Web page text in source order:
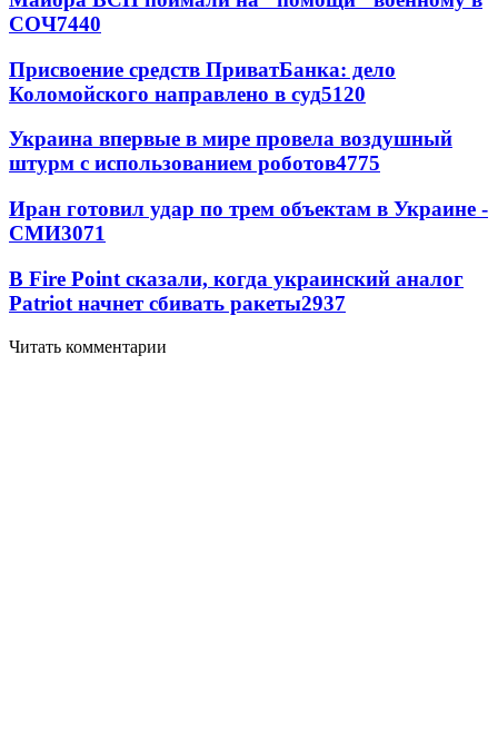
СОЧ7440
Присвоение средств ПриватБанка: дело
Коломойского направлено в суд5120
Украина впервые в мире провела воздушный
штурм с использованием роботов4775
Иран готовил удар по трем объектам в Украине -
СМИ3071
В Fire Point сказали, когда украинский аналог
Patriot начнет сбивать ракеты2937
Читать комментарии